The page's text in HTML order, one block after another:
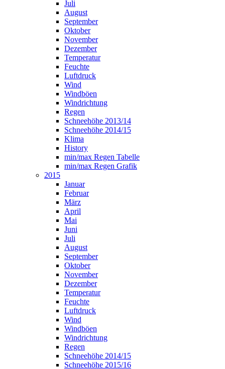
Juli
August
September
Oktober
November
Dezember
Temperatur
Feuchte
Luftdruck
Wind
Windböen
Windrichtung
Regen
Schneehöhe 2013/14
Schneehöhe 2014/15
Klima
History
min/max Regen Tabelle
min/max Regen Grafik
2015
Januar
Februar
März
April
Mai
Juni
Juli
August
September
Oktober
November
Dezember
Temperatur
Feuchte
Luftdruck
Wind
Windböen
Windrichtung
Regen
Schneehöhe 2014/15
Schneehöhe 2015/16